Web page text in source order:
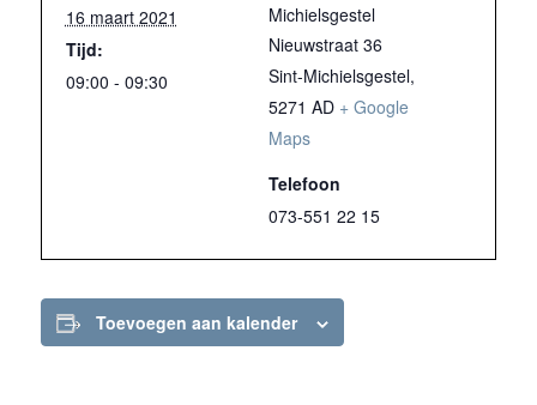
16 maart 2021
Tijd:
09:00 - 09:30
Michielsgestel
Nieuwstraat 36
Sint-Michielsgestel,
5271 AD + Google
Maps
Telefoon
073-551 22 15
Toevoegen aan kalender